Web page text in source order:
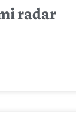
radar